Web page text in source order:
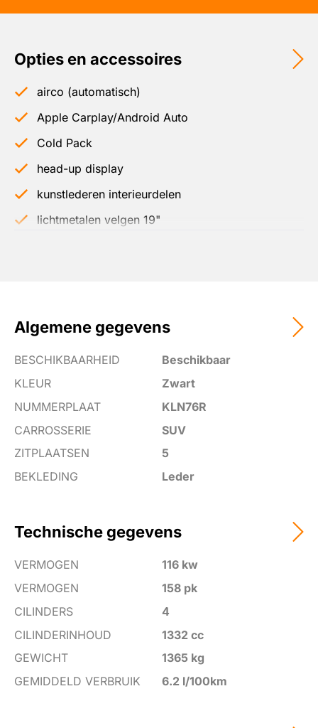
Opties en accessoires
airco (automatisch)
Apple Carplay/Android Auto
Cold Pack
head-up display
kunstlederen interieurdelen
lichtmetalen velgen 19"
stuurwiel verwarmd
achteropkomend verkeer waarschuwing
achteruitrij assistent
afdaal assistent
alarm klasse 1(startblokkering)
Anti doorSlip Regeling
audio installatie
automatische snelheids begrenzing
Autonomous Emergency Braking
bandenspanningscontrolesysteem
Algemene gegevens
BESCHIKBAARHEID
Beschikbaar
KLEUR
Zwart
NUMMERPLAAT
KLN76R
CARROSSERIE
SUV
ZITPLAATSEN
5
BEKLEDING
Leder
Technische gegevens
VERMOGEN
116 kw
VERMOGEN
158 pk
CILINDERS
4
CILINDERINHOUD
1332 cc
GEWICHT
1365 kg
GEMIDDELD VERBRUIK
6.2 l/100km